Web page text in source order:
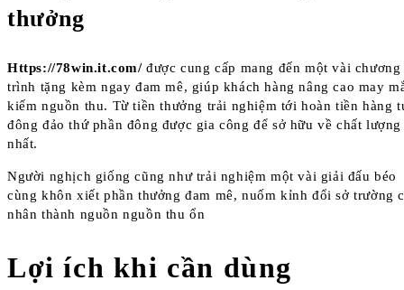
thưởng
Https://78win.it.com/được cung cấp mang đến một vài chương
trình tặng kèm ngay đam mê, giúp khách hàng nâng cao may
kiếm nguồn thu. Từ tiền thưởng trải nghiệm tới hoàn tiền hàng
đông đảo thứ phần đông được gia công để sở hữu về chất lượng
nhất.
Người nghịch giống cũng như trải nghiệm một vài giải đấu béo
cùng khôn xiết phần thưởng đam mê, nuốm kỉnh đổi sở trường
nhân thành nguồn nguồn thu ổn
Lợi ích khi cần dùng